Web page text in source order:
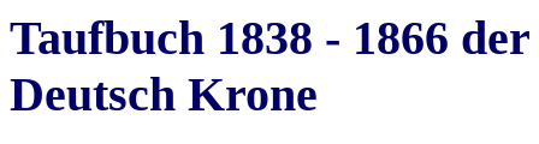
Taufbuch 1838 - 1866
Deutsch Krone